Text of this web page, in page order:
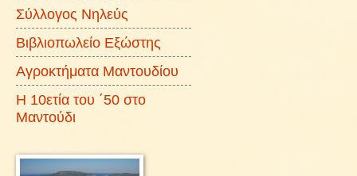
Σύλλογος Νηλεύς
Βιβλιοπωλείο Εξώστης
Αγροκτήματα Μαντουδίου
Η 10ετία του ΄50 στο
Μαντούδι